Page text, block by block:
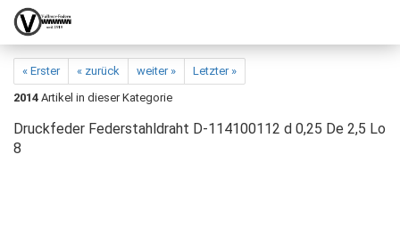
« Erster « zurück weiter »
Letzter »
2014 Artikel in dieser Kategorie
Druckfeder Federstahldraht D-114100112 d 0,25 De 2,5 Lo
8